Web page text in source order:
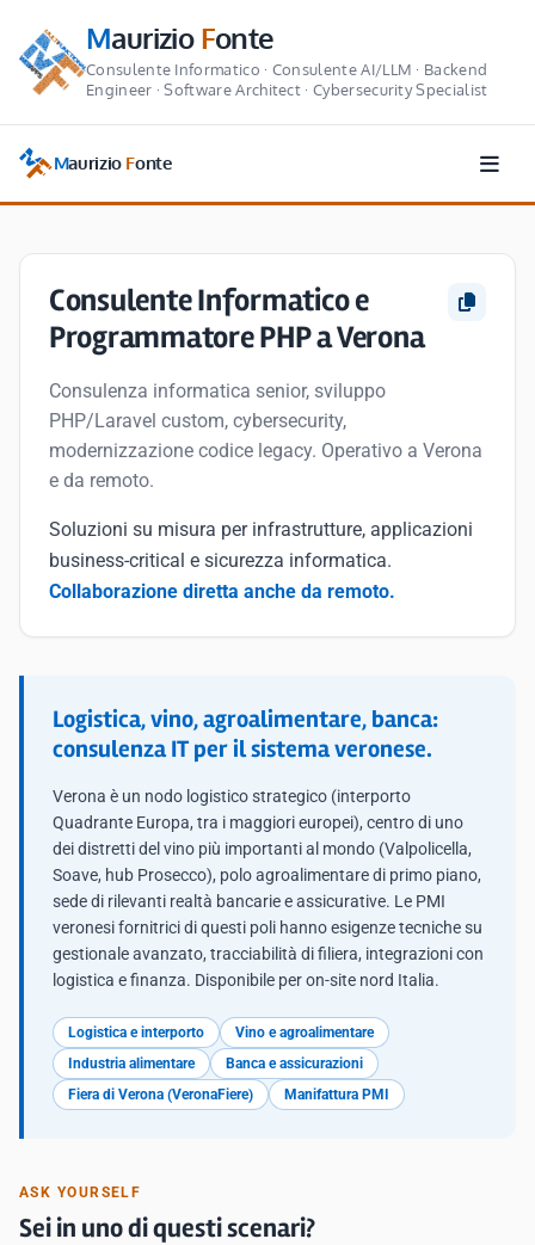
MaurizioFonte
Consulente Informatico · Consulente AI/LLM · Backend
Engineer · Software Architect · Cybersecurity Specialist
Maurizio Fonte
Consulente Informatico e
Programmatore PHP a Verona
Consulenza informatica senior, sviluppo
PHP/Laravel custom, cybersecurity,
modernizzazione codice legacy. Operativo a Verona
e da remoto.
Soluzioni su misura per infrastrutture, applicazioni
business-critical e sicurezza informatica.
Collaborazione diretta anche da remoto.
Logistica, vino, agroalimentare, banca:
consulenza IT per il sistema veronese.
Verona è un nodo logistico strategico (interporto
Quadrante Europa, tra i maggiori europei), centro di uno
dei distretti del vino più importanti al mondo (Valpolicella,
Soave, hub Prosecco), polo agroalimentare di primo piano,
sede di rilevanti realtà bancarie e assicurative. Le PMI
veronesi fornitrici di questi poli hanno esigenze tecniche su
gestionale avanzato, tracciabilità di filiera, integrazioni con
logistica e finanza. Disponibile per on-site nord Italia.
Logistica e interporto
Vino e agroalimentare
Industria alimentare
Banca e assicurazioni
Fiera di Verona (VeronaFiere)
Manifattura PMI
ASK YOURSELF
Sei in uno di questi scenari?